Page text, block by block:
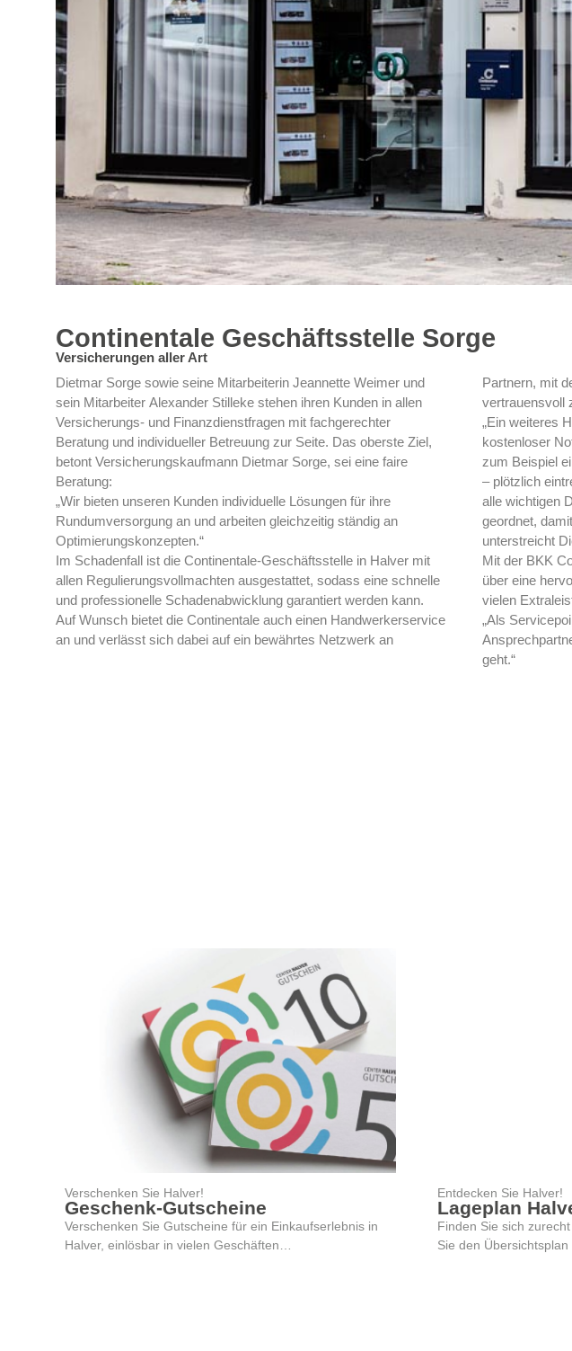
Continentale Geschäftsstelle Sorge
Versicherungen aller Art
Dietmar Sorge sowie seine Mitarbeiterin Jeannette Weimer und
sein Mitarbeiter Alexander Stilleke stehen ihren Kunden in allen
Versicherungs- und Finanzdienstfragen mit fachgerechter
Beratung und individueller Betreuung zur Seite. Das oberste Ziel,
betont Versicherungskaufmann Dietmar Sorge, sei eine faire
Beratung:
„Wir bieten unseren Kunden individuelle Lösungen für ihre
Rundumversorgung an und arbeiten gleichzeitig ständig an
Optimierungskonzepten.“
Im Schadenfall ist die Continentale-Geschäftsstelle in Halver mit
allen Regulierungsvollmachten ausgestattet, sodass eine schnelle
und professionelle Schadenabwicklung garantiert werden kann.
Auf Wunsch bietet die Continentale auch einen Handwerkerservice
an und verlässt sich dabei auf ein bewährtes Netzwerk an
Partnern, mit
vertrauensvoll
„Ein weiteres
kostenloser
zum Beispiel
– plötzlich
alle wichtigen
geordnet,
unterstreicht
Mit der BKK
über eine
vielen
„Als
geht.“
Verschenken Sie Halver!
Geschenk-Gutscheine
Verschenken Sie Gutscheine für ein Einkaufserlebnis in
Halver, einlösbar in vielen Geschäften…
Entdecken Sie Halver!
Lageplan
Finden Sie sich
Sie den Übersichtsplan